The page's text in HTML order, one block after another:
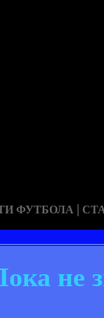
ФУТБОЛА |
не